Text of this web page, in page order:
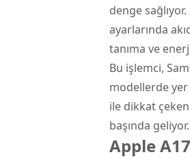
denge
ayarlarında
tanıma ve
Bu işlemci,
modellerde yer
ile dikkat
başında geliyor.
Apple